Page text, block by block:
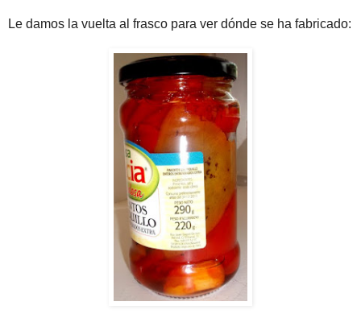
Le damos la vuelta al frasco para ver dónde se ha fabricado: